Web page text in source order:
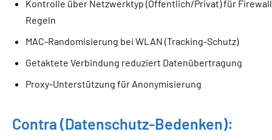
Kontrolle über Netzwerktyp (Öffentlich/Privat) für
Regeln
MAC-Randomisierung bei WLAN (Tracking-Schutz)
Getaktete Verbindung reduziert Datenübertragung
Proxy-Unterstützung für Anonymisierung
Contra (Datenschutz-Bedenken):